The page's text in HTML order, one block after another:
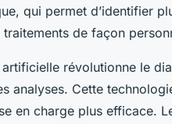
qui permet d’identifier
traitements de façon
artificielle révolutionne le
analyses. Cette
en charge plus efficace.